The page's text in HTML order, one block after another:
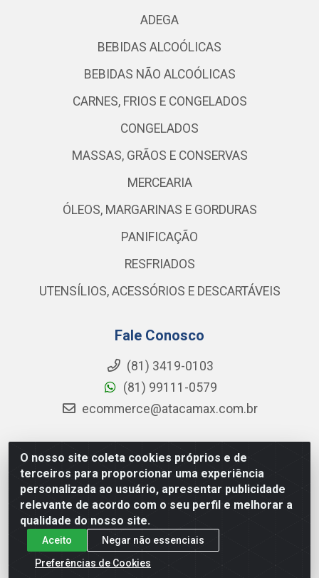
O nosso site coleta cookies próprios e de
terceiros para proporcionar uma experiência
personalizada ao usuário, apresentar publicidade
relevante de acordo com o seu perfil e melhorar a
qualidade do nosso site.
Aceito
Negar não essenciais
Preferências de Cookies
ADEGA
BEBIDAS ALCOÓLICAS
BEBIDAS NÃO ALCOÓLICAS
CARNES, FRIOS E CONGELADOS
CONGELADOS
MASSAS, GRÃOS E CONSERVAS
MERCEARIA
ÓLEOS, MARGARINAS E GORDURAS
PANIFICAÇÃO
RESFRIADOS
UTENSÍLIOS, ACESSÓRIOS E DESCARTÁVEIS
Fale Conosco
(81) 3419-0103
(81) 99111-0579
ecommerce@atacamax.com.br
Atacamax Importadora de Alimentos LTDA - RODOVIA BR-
101 - SUL, KM 79,60 GP E GALPAO:D - Muribeca, Jaboatão dos
Guararapes - PE, 54355-010 - CNPJ 08.305.623/0001-84